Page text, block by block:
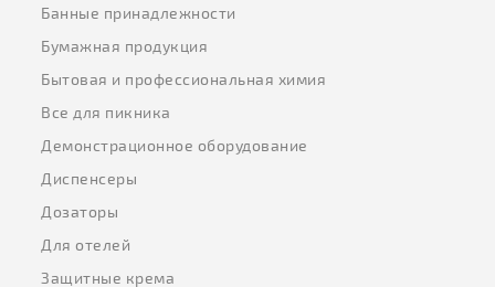
Банные принадлежности
Бумажная продукция
Бытовая и профессиональная химия
Все для пикника
Демонстрационное оборудование
Диспенсеры
Дозаторы
Для отелей
Защитные крема